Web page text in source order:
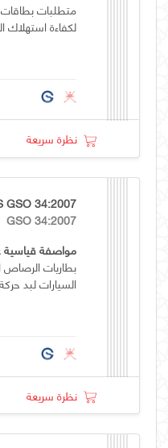
متطلبات بطاقات
لكفاءة استهلاك
نظرة سريعة
GSO 34:2007
GSO 34:2007
مواصفة قياسية
بطاريات
السيارات لبد
نظرة سريعة